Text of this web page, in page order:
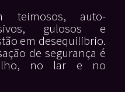
teimosos, auto-
gulosos e
em desequilibrio.
de segurança é
no lar e no